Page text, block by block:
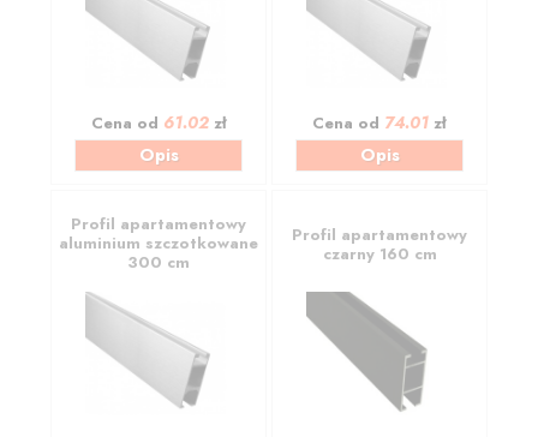
Cena od 61.02zł
Opis
Cena od 74.01 zł
Opis
Profil apartamentowy
aluminium szczotkowane
300 cm
Profil apartamentowy
czarny 160 cm